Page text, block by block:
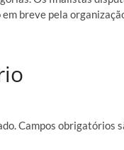
breve pela
Campos obrigatórios